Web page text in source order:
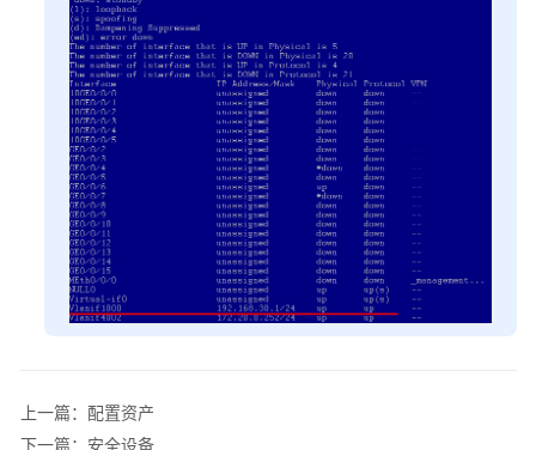
置
天
关/
防
火
墙
权
日
志
权
限
上一篇：配置资产
下一篇：安全设备